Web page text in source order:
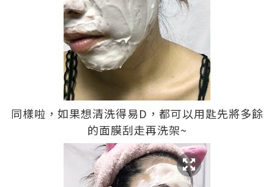
同樣啦，如果想清洗得易D，都可以用匙先將多餘
的面膜刮走再洗架~